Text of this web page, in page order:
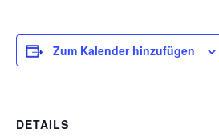
Zum Kalender hinzufügen
DETAILS